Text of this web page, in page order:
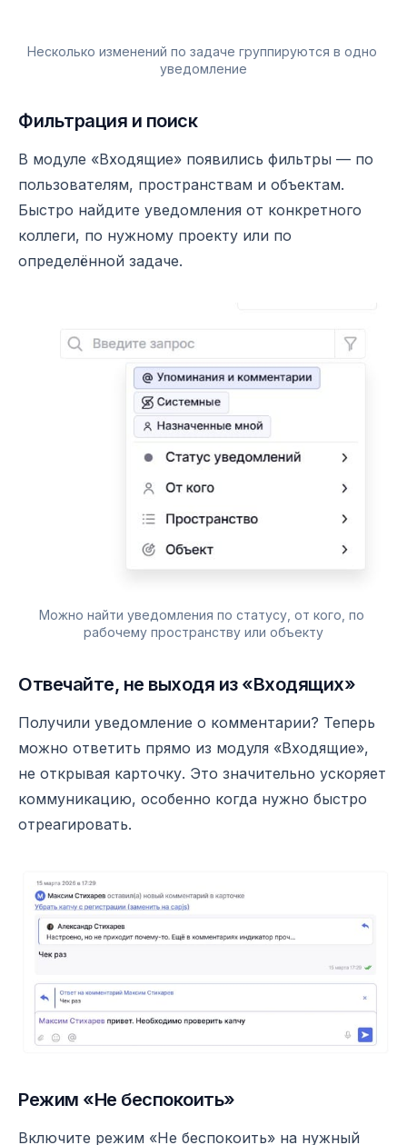
Несколько изменений по задаче группируются в одно
уведомление
Фильтрация и поиск
В модуле «Входящие» появились фильтры — по
пользователям, пространствам и объектам.
Быстро найдите уведомления от конкретного
коллеги, по нужному проекту или по
определённой задаче.
Можно найти уведомления по статусу, от кого, по
рабочему пространству или объекту
Отвечайте, не выходя из «Входящих»
Получили уведомление о комментарии? Теперь
можно ответить прямо из модуля «Входящие»,
не открывая карточку. Это значительно ускоряет
коммуникацию, особенно когда нужно быстро
отреагировать.
Режим «Не беспокоить»
Включите режим «Не беспокоить» на нужный